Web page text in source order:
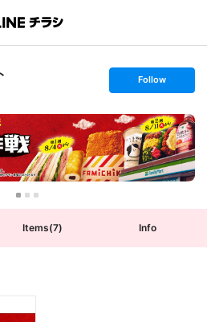
s
t
o
l
l
o
w
Follow
Items(7) Info